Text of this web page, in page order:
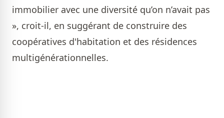
immobilier avec une diversité qu’on n’avait pas
», croit-il, en suggérant de construire des
coopératives d'habitation et des résidences
multigénérationnelles.